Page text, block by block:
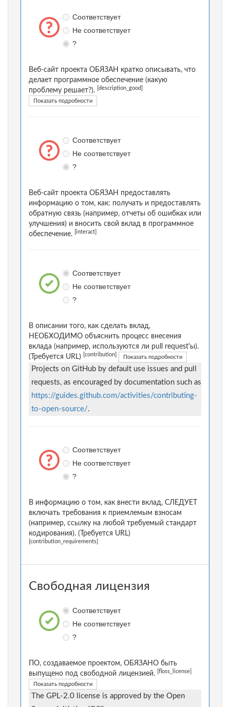
Соответствует
Не соответствует
?
Веб-сайт проекта ОБЯЗАН кратко описывать, что
делает программное обеспечение (какую
проблему решает?).
[description_good]
Показать подробности
Соответствует
Не соответствует
?
Веб-сайт проекта ОБЯЗАН предоставлять
информацию о том, как: получать и предоставлять
обратную связь (например, отчеты об ошибках или
улучшения) и вносить свой вклад в программное
обеспечение.
[interact]
Соответствует
Не соответствует
?
В описании того, как сделать вклад,
НЕОБХОДИМО объяснить процесс внесения
вклада (например, используются ли pull request'ы).
(Требуется URL)
[contribution] Показать подробности
Projects on GitHub by default use issues and pull
requests, as encouraged by documentation such as
https://guides.github.com/activities/contributing-
to-open-source/.
Соответствует
Не соответствует
?
В информацию о том, как внести вклад, СЛЕДУЕТ
включать требования к приемлемым взносам
(например, ссылку на любой требуемый стандарт
кодирования). (Требуется URL)
[contribution_requirements]
Свободная лицензия
Соответствует
Не соответствует
?
ПО, создаваемое проектом, ОБЯЗАНО быть
выпущено под свободной лицензией.
[floss_license]
Показать подробности
The GPL-2.0 license is approved by the Open